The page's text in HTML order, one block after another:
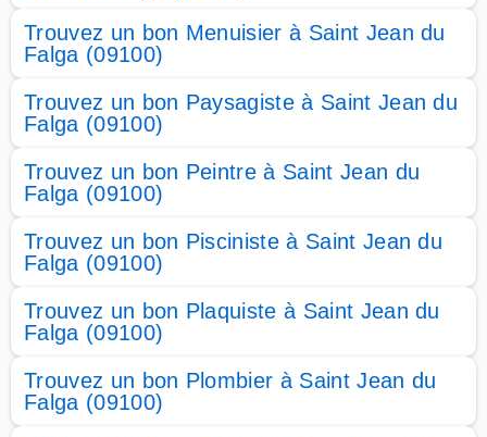
Trouvez un bon Menuisier à Saint Jean du
Falga (09100)
Trouvez un bon Paysagiste à Saint Jean du
Falga (09100)
Trouvez un bon Peintre à Saint Jean du
Falga (09100)
Trouvez un bon Pisciniste à Saint Jean du
Falga (09100)
Trouvez un bon Plaquiste à Saint Jean du
Falga (09100)
Trouvez un bon Plombier à Saint Jean du
Falga (09100)